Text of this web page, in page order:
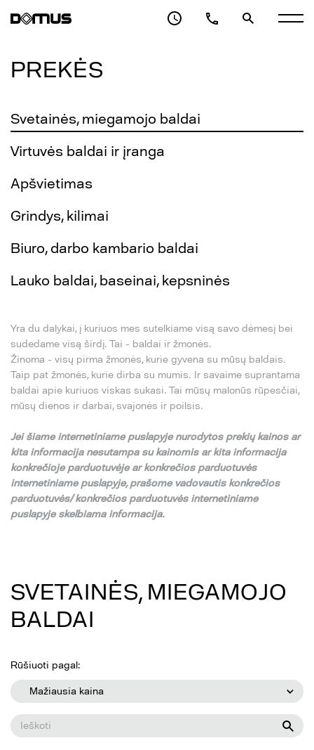
PREKĖS
Svetainės, miegamojo baldai
Virtuvės baldai ir įranga
Apšvietimas
Grindys, kilimai
Biuro, darbo kambario baldai
Lauko baldai, baseinai, kepsninės
Yra du dalykai, į kuriuos mes sutelkiame visą savo dėmesį bei
sudedame visą širdį. Tai - baldai ir žmonės.
Žinoma - visų pirma žmonės, kurie gyvena su mūsų baldais.
Taip pat žmonės, kurie dirba su mumis. Ir savaime suprantama
baldai apie kuriuos viskas sukasi. Tai mūsų malonūs rūpesčiai,
mūsų dienos ir darbai, svajonės ir poilsis.
Jeišiame internetiniame puslapyje nurodytos prekiųkainos ar
kita informacija nesutampa sukainomis ar kita informacija
konkrečioje parduotuvėje ar konkrečios parduotuvės
internetiniame puslapyje,prašome vadovautis konkrečios
parduotuvės/ konkrečios parduotuvės internetiniame
puslapyje skelbiama informacija.
SVETAINĖS, MIEGAMOJO
BALDAI
Rūšiuoti pagal:
Mažiausia kaina